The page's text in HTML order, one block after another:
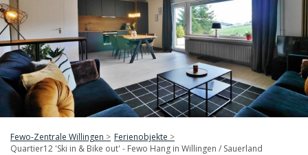
Fewo-Zentrale Willingen
Ferienobjekte
Quartier12 'Ski in & Bike out' - Fewo Hang in Willingen / Sauerland